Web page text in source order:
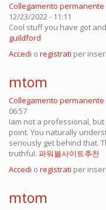
Collegamento permanente
12/23/2022 - 11:11
Cool stuff you have got
guildford
Accedi o registrati per
mtom
Collegamento permanente
06:57
Iam not a professional,
point. You naturally
seriously get behind that.
truthful. 파워볼사이트추천
Accedi o registrati per
mtom